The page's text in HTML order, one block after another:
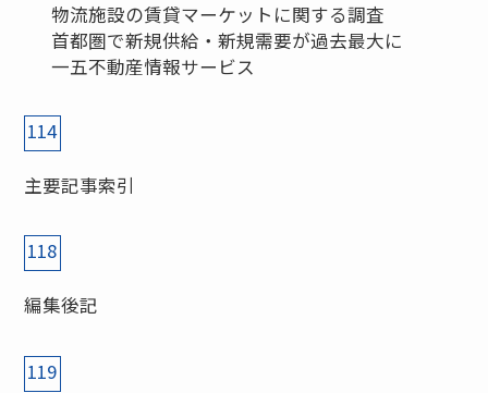
物流施設の賃貸マーケットに関する調査
首都圏で新規供給・新規需要が過去最大に
一五不動産情報サービス
114
主要記事索引
118
編集後記
119